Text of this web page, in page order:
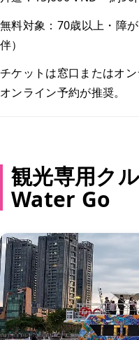
無料対象：70歳以上・障
伴）
チケットは窓口またはオ
オンライン予約が推奨。
観光専用ク
Water Go